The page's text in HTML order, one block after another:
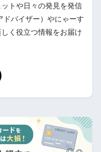
トや日々の発見を発信
ドバイザー）やにゃーす
く役立つ情報をお届け